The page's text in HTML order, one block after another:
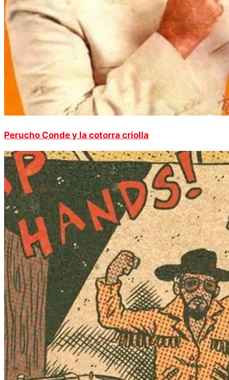
Perucho Conde y la cotorra criolla